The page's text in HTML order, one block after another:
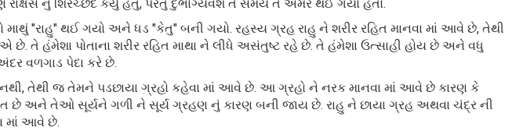
નું શિરચ્છેદ કર્યું હતું, પરંતુ દુર્ભાગ્યવશ તે સમયે તે અમર થઈ ગયો હતો.
માથું "રાહુ" થઈ ગયો અને ધડ "કેતુ" બની ગયો. રહસ્ય ગ્રહ રાહુ ને શરીર રહિત માનવા માં આવે છે, તેથી
તે હંમેશા પોતાના શરીર રહિત માથા ને લીધે અસંતુષ્ટ રહે છે. તે હંમેશા ઉત્સાહી હોય છે અને વધુ
વળગાડ પેદા કરે છે.
તેથી જ તેમને પડછાયા ગ્રહો કહેવા માં આવે છે. આ ગ્રહો ને નરક માનવા માં આવે છે કારણ કે
છે અને તેઓ સૂર્યને ગળી ને સૂર્ય ગ્રહણ નું કારણ બની જાય છે. રાહુ ને છાયા ગ્રહ અથવા ચંદ્ર ની
માં આવે છે.